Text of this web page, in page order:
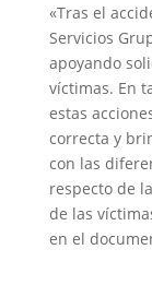
«Tras el
Servicios
apoyando
víctimas. En
estas
correcta y
con las
respecto de
de las
en el